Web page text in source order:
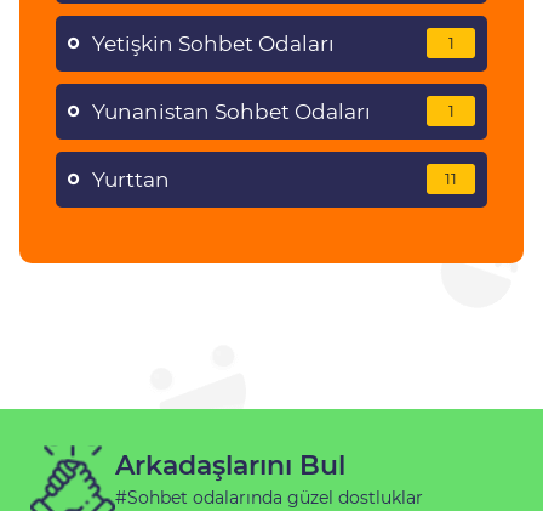
Yetişkin Sohbet Odaları 1
Yunanistan Sohbet Odaları 1
Yurttan 11
Arkadaşlarını Bul
#Sohbet odalarında güzel dostluklar